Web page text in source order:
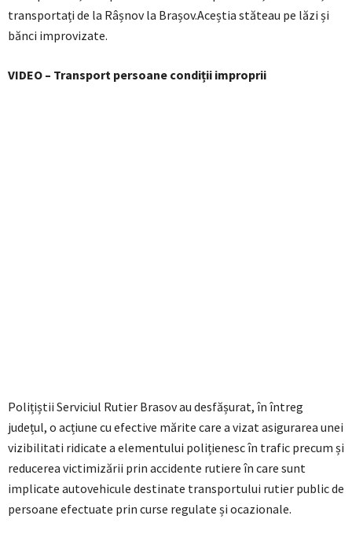
transportați de la Râșnov la Brașov.Aceștia stăteau pe lăzi și
bănci improvizate.
VIDEO – Transport persoane condiții improprii
Polițiștii Serviciul Rutier Brasov au desfășurat, în întreg
județul, o acțiune cu efective mărite care a vizat asigurarea unei
vizibilitati ridicate a elementului polițienesc în trafic precum și
reducerea victimizării prin accidente rutiere în care sunt
implicate autovehicule destinate transportului rutier public de
persoane efectuate prin curse regulate și ocazionale.